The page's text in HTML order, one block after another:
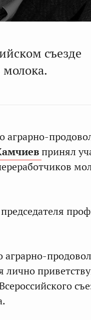
съезде
аграрно-
принял
лично